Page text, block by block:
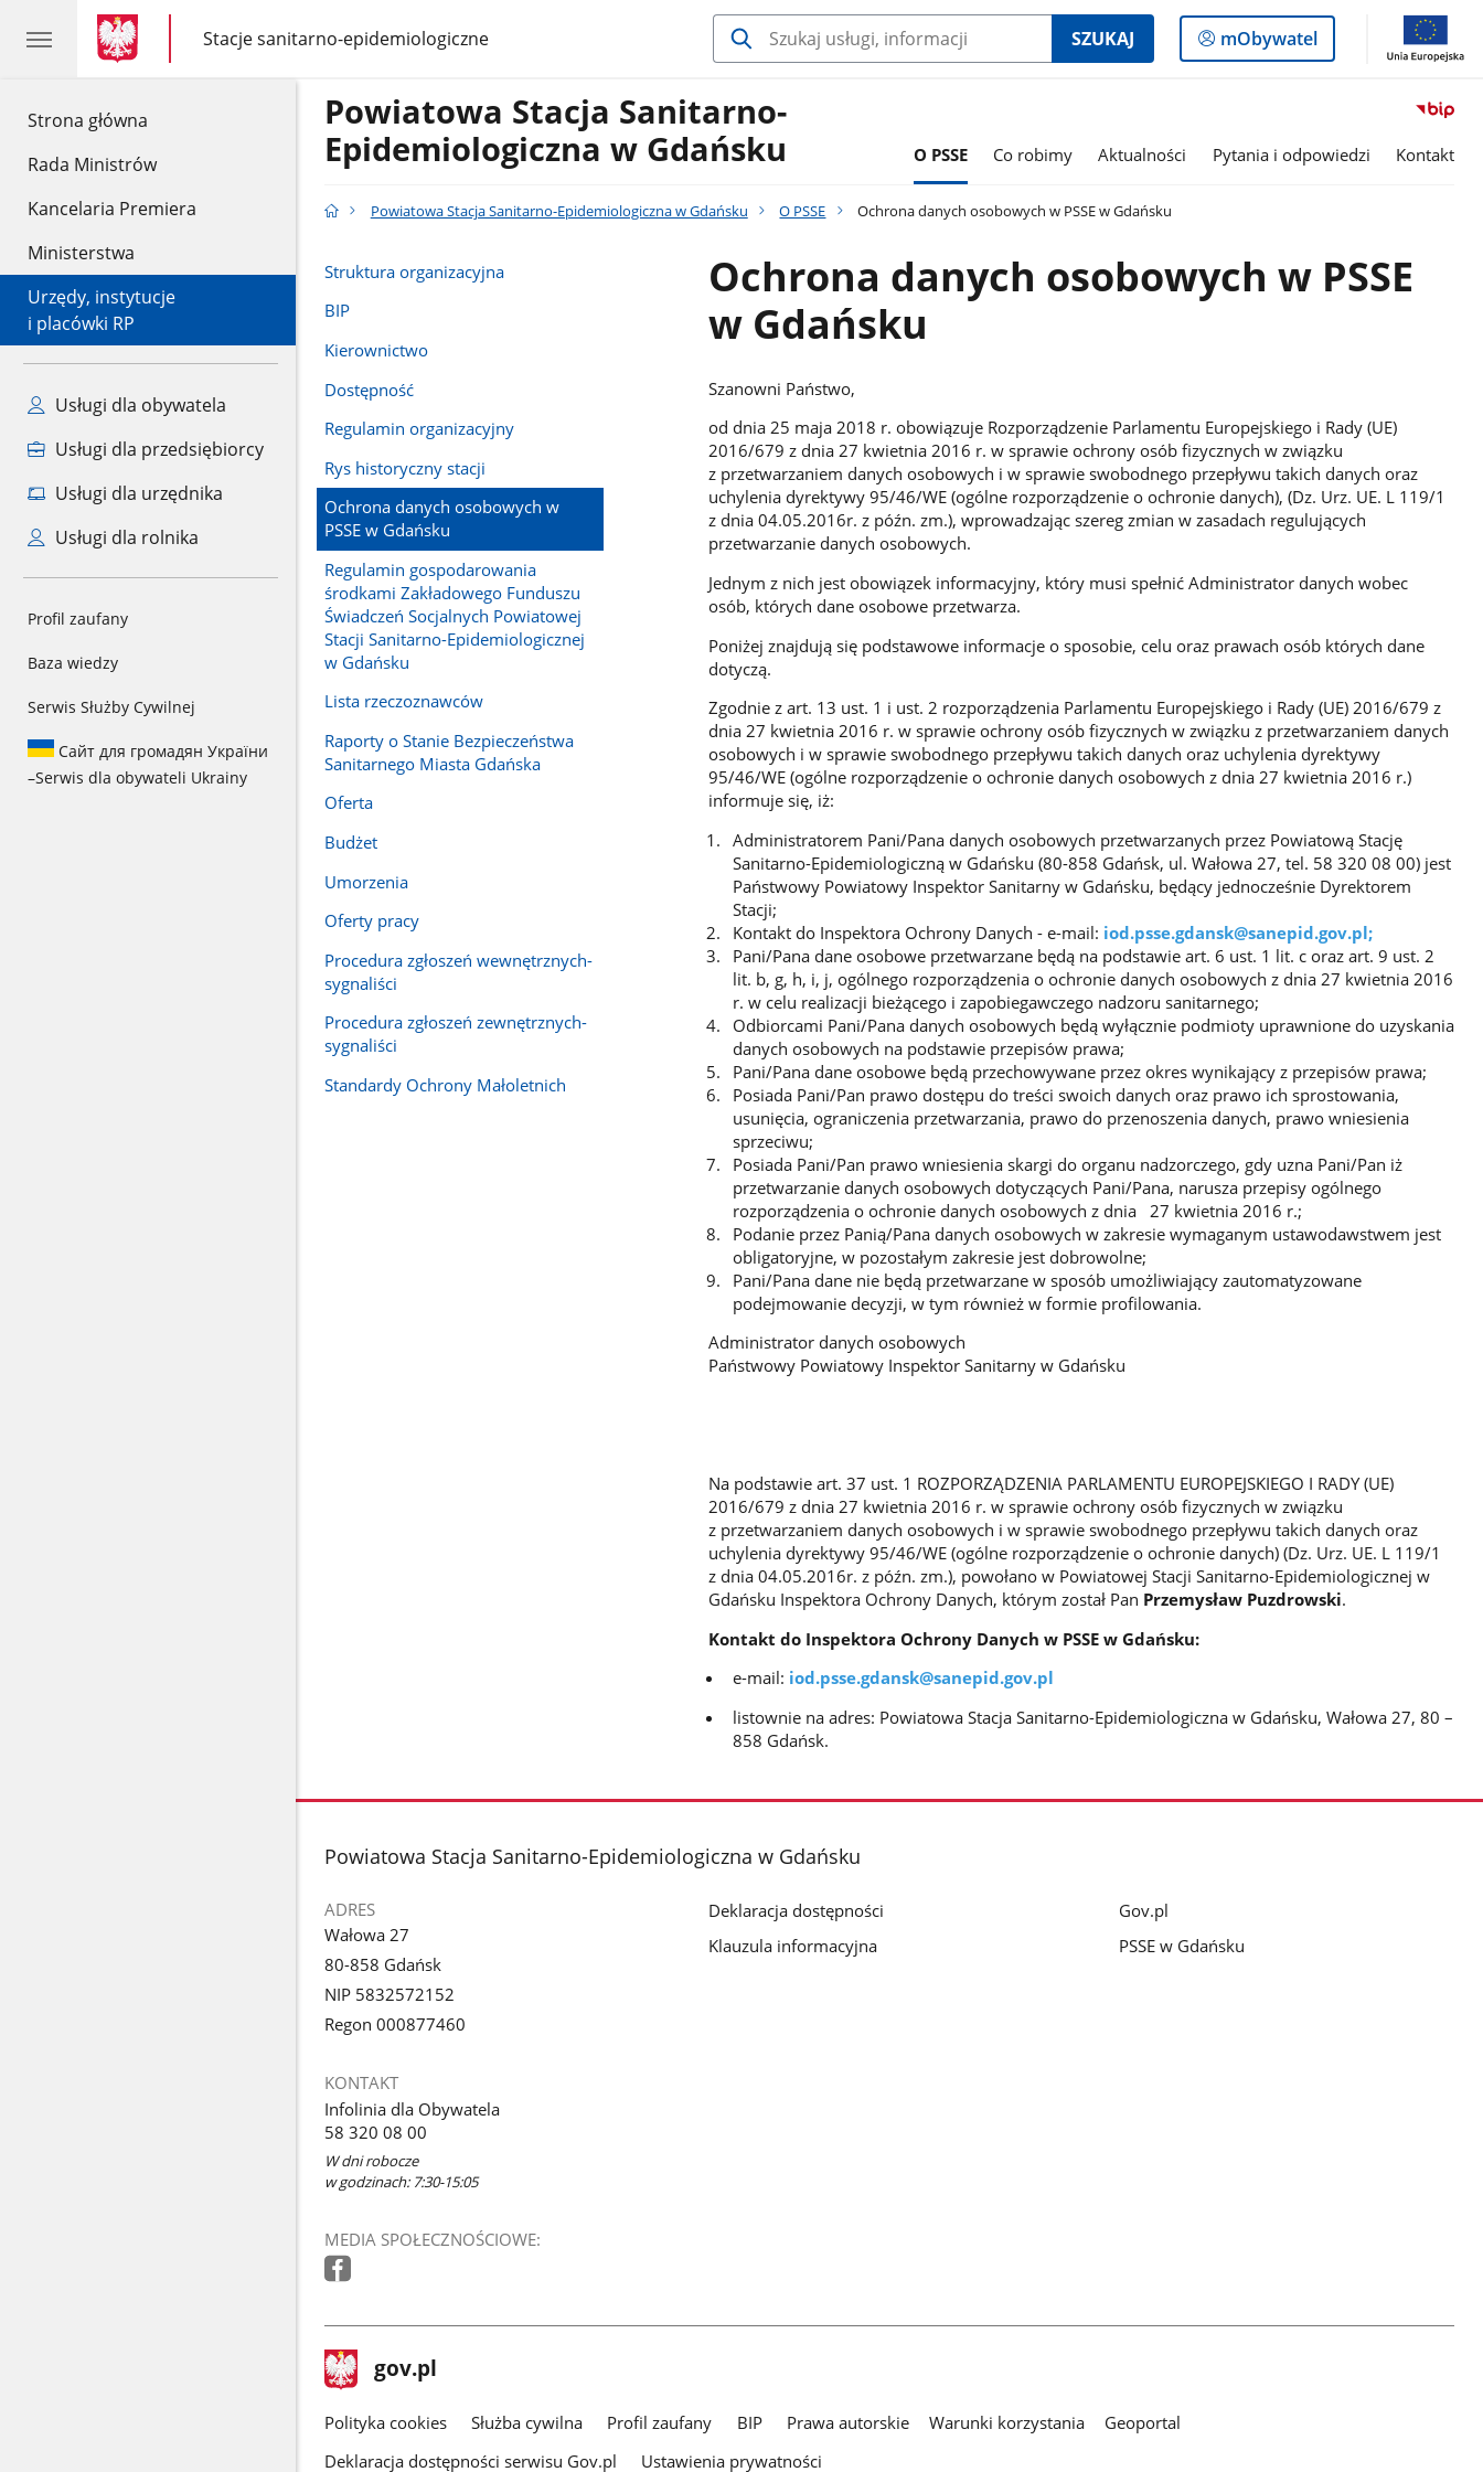
Strona główna
Rada Ministrów
Kancelaria Premiera
Ministerstwa
Urzędy, instytucje
i placówki RP
Usługi dla obywatela
Usługi dla przedsiębiorcy
Usługi dla urzędnika
Usługi dla rolnika
Profil zaufany
Baza wiedzy
Serwis Służby Cywilnej
Сайт для громадян України
–Serwis dla obywateli Ukrainy
gov.pl
gov.pl
Stacje sanitarno-epidemiologiczne
gov.pl
Stacje
sanitarno-
epidemiologiczne
SZUKAJ
Logowanie
do
mObywatel
Powiatowa Stacja Sanitarno-
Epidemiologiczna w Gdańsku
O PSSE Co robimy Aktualności Pytania i odpowiedzi Kontakt
Powiatowa Stacja Sanitarno-Epidemiologiczna w Gdańsku O PSSE Ochrona danych osobowych w PSSE w Gdańsku
Struktura organizacyjna
BIP
Kierownictwo
Dostępność
Regulamin organizacyjny
Rys historyczny stacji
Ochrona danych osobowych w
PSSE w Gdańsku
Regulamin gospodarowania
środkami Zakładowego Funduszu
Świadczeń Socjalnych Powiatowej
Stacji Sanitarno-Epidemiologicznej
w Gdańsku
Lista rzeczoznawców
Raporty o Stanie Bezpieczeństwa
Sanitarnego Miasta Gdańska
Oferta
Budżet
Umorzenia
Oferty pracy
Procedura zgłoszeń wewnętrznych-
sygnaliści
Procedura zgłoszeń zewnętrznych-
sygnaliści
Standardy Ochrony Małoletnich
Ochrona danych osobowych w PSSE
w Gdańsku
Szanowni Państwo,
od dnia 25 maja 2018 r. obowiązuje Rozporządzenie Parlamentu Europejskiego i Rady (UE)
2016/679 z dnia 27 kwietnia 2016 r. w sprawie ochrony osób fizycznych w związku
z przetwarzaniem danych osobowych i w sprawie swobodnego przepływu takich danych oraz
uchylenia dyrektywy 95/46/WE (ogólne rozporządzenie o ochronie danych), (Dz. Urz. UE. L 119/1
z dnia 04.05.2016r. z późn. zm.), wprowadzając szereg zmian w zasadach regulujących
przetwarzanie danych osobowych.
Jednym z nich jest obowiązek informacyjny, który musi spełnić Administrator danych wobec
osób, których dane osobowe przetwarza.
Poniżej znajdują się podstawowe informacje o sposobie, celu oraz prawach osób których dane
dotyczą.
Zgodnie z art. 13 ust. 1 i ust. 2 rozporządzenia Parlamentu Europejskiego i Rady (UE) 2016/679 z
dnia 27 kwietnia 2016 r. w sprawie ochrony osób fizycznych w związku z przetwarzaniem danych
osobowych i w sprawie swobodnego przepływu takich danych oraz uchylenia dyrektywy
95/46/WE (ogólne rozporządzenie o ochronie danych osobowych z dnia 27 kwietnia 2016 r.)
informuje się, iż:
Administratorem Pani/Pana danych osobowych przetwarzanych przez Powiatową Stację
Sanitarno-Epidemiologiczną w Gdańsku (80-858 Gdańsk, ul. Wałowa 27, tel. 58 320 08 00) jest
Państwowy Powiatowy Inspektor Sanitarny w Gdańsku, będący jednocześnie Dyrektorem
Stacji;
Kontakt do Inspektora Ochrony Danych - e-mail: iod.psse.gdansk@sanepid.gov.pl;
Pani/Pana dane osobowe przetwarzane będą na podstawie art. 6 ust. 1 lit. c oraz art. 9 ust. 2
lit. b, g, h, i, j, ogólnego rozporządzenia o ochronie danych osobowych z dnia 27 kwietnia 2016
r. w celu realizacji bieżącego i zapobiegawczego nadzoru sanitarnego;
Odbiorcami Pani/Pana danych osobowych będą wyłącznie podmioty uprawnione do uzyskania
danych osobowych na podstawie przepisów prawa;
Pani/Pana dane osobowe będą przechowywane przez okres wynikający z przepisów prawa;
Posiada Pani/Pan prawo dostępu do treści swoich danych oraz prawo ich sprostowania,
usunięcia, ograniczenia przetwarzania, prawo do przenoszenia danych, prawo wniesienia
sprzeciwu;
Posiada Pani/Pan prawo wniesienia skargi do organu nadzorczego, gdy uzna Pani/Pan iż
przetwarzanie danych osobowych dotyczących Pani/Pana, narusza przepisy ogólnego
rozporządzenia o ochronie danych osobowych z dnia 27 kwietnia 2016 r.;
Podanie przez Panią/Pana danych osobowych w zakresie wymaganym ustawodawstwem jest
obligatoryjne, w pozostałym zakresie jest dobrowolne;
Pani/Pana dane nie będą przetwarzane w sposób umożliwiający zautomatyzowane
podejmowanie decyzji, w tym również w formie profilowania.
Administrator danych osobowych
Państwowy Powiatowy Inspektor Sanitarny w Gdańsku
Na podstawie art. 37 ust. 1 ROZPORZĄDZENIA PARLAMENTU EUROPEJSKIEGO I RADY (UE)
2016/679 z dnia 27 kwietnia 2016 r. w sprawie ochrony osób fizycznych w związku
z przetwarzaniem danych osobowych i w sprawie swobodnego przepływu takich danych oraz
uchylenia dyrektywy 95/46/WE (ogólne rozporządzenie o ochronie danych) (Dz. Urz. UE. L 119/1
z dnia 04.05.2016r. z późn. zm.), powołano w Powiatowej Stacji Sanitarno-Epidemiologicznej w
Gdańsku Inspektora Ochrony Danych, którym został Pan Przemysław Puzdrowski.
Kontakt do Inspektora Ochrony Danych w PSSE w Gdańsku:
e-mail: iod.psse.gdansk@sanepid.gov.pl
listownie na adres: Powiatowa Stacja Sanitarno-Epidemiologiczna w Gdańsku, Wałowa 27, 80 –
858 Gdańsk.
stopka
Powiatowa Stacja Sanitarno-Epidemiologiczna w Gdańsku
ADRES
Wałowa 27
80-858 Gdańsk
NIP 5832572152
Regon 000877460
KONTAKT
Infolinia dla Obywatela
58 320 08 00
W dni robocze
w godzinach: 7:30-15:05
MEDIA SPOŁECZNOŚCIOWE:
Deklaracja dostępności
Klauzula informacyjna
Gov.pl
PSSE w Gdańsku
stopka
gov.pl Strona
gov.pl
gov.pl
Polityka cookies Służba cywilna Profil zaufany BIP Prawa autorskie Warunki korzystania
Geoportal
Deklaracja dostępności serwisu Gov.pl
Ustawienia prywatności